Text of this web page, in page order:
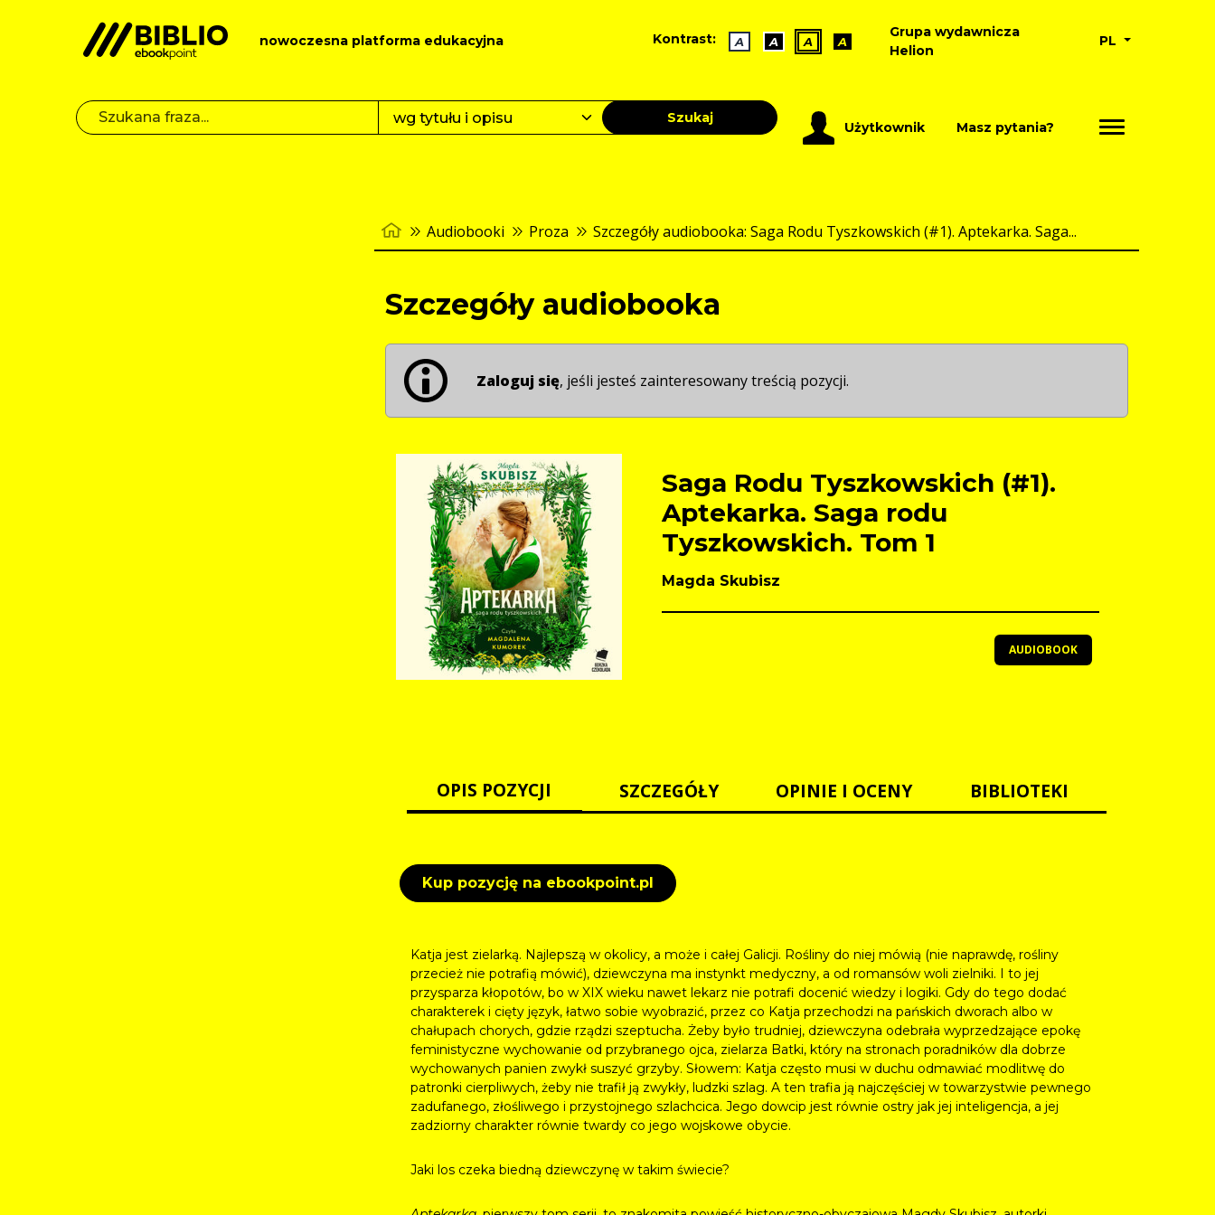
nowoczesna platforma edukacyjna Kontrast: A A A A
Grupa wydawnicza
Helion
PL
Szukaj
Użytkownik Masz pytania?
Audiobooki Proza Szczegóły audiobooka: Saga Rodu Tyszkowskich (#1). Aptekarka. Saga...
Szczegóły audiobooka
Zaloguj się, jeśli jesteś zainteresowany treścią pozycji.
Saga Rodu Tyszkowskich (#1).
Aptekarka. Saga rodu
Tyszkowskich. Tom 1
Magda Skubisz
AUDIOBOOK
OPIS POZYCJI SZCZEGÓŁY OPINIE I OCENY BIBLIOTEKI
Kup pozycję na ebookpoint.pl
Katja jest zielarką. Najlepszą w okolicy, a może i całej Galicji. Rośliny do niej mówią (nie naprawdę, rośliny
przecież nie potrafią mówić), dziewczyna ma instynkt medyczny, a od romansów woli zielniki. I to jej
przysparza kłopotów, bo w XIX wieku nawet lekarz nie potrafi docenić wiedzy i logiki. Gdy do tego dodać
charakterek i cięty język, łatwo sobie wyobrazić, przez co Katja przechodzi na pańskich dworach albo w
chałupach chorych, gdzie rządzi szeptucha. Żeby było trudniej, dziewczyna odebrała wyprzedzające epokę
feministyczne wychowanie od przybranego ojca, zielarza Batki, który na stronach poradników dla dobrze
wychowanych panien zwykł suszyć grzyby. Słowem: Katja często musi w duchu odmawiać modlitwę do
patronki cierpliwych, żeby nie trafił ją zwykły, ludzki szlag. A ten trafia ją najczęściej w towarzystwie pewnego
zadufanego, złośliwego i przystojnego szlachcica. Jego dowcip jest równie ostry jak jej inteligencja, a jej
zadziorny charakter równie twardy co jego wojskowe obycie.
Jaki los czeka biedną dziewczynę w takim świecie?